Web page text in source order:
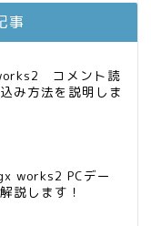
ア目指してみた
事
コメント読
み方法を説明しま
works2 PCデー
説します！